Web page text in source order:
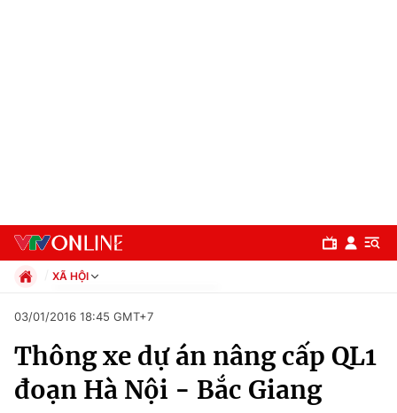
Chuyên mục
Chính trị
XÃ HỘI
Xã hội
Pháp luật
Kinh tế
Thể thao
03/01/2016 18:45 GMT+7
Thông xe dự án nâng cấp QL1
đoạn Hà Nội - Bắc Giang